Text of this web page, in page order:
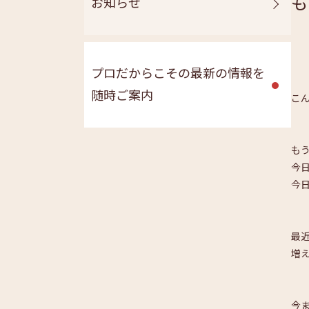
お知らせ
プロだからこその最新の情報を
随時ご案内
こ
も
今
今
最
増
今